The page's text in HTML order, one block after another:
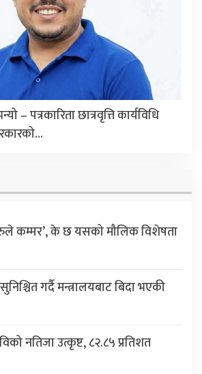
– पत्रकारिता छात्रवृत्ति कार्यविधि
कम्मर’, के छ यसको मौलिक विशेषता
गर्दै मन्त्रालयबाट बिदा भएकी
नतिजा उत्कृष्ट, ८२.८५ प्रतिशत